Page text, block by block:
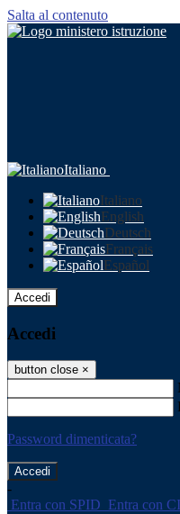
Salta al contenuto
Italiano
Italiano
English
Deutsch
Français
Español
Accedi
Accedi
button close ×
Password dimenticata?
-
Entra con SPID Entra con